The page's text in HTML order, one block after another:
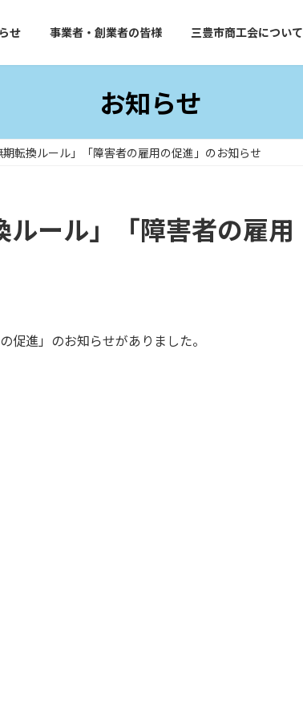
せ 事業者・創業者の皆様 三豊市商工会について
お知らせ
転換ルール」「障害者の雇用の促進」のお知らせ
ール」「障害者の雇用
促進」のお知らせがありました。